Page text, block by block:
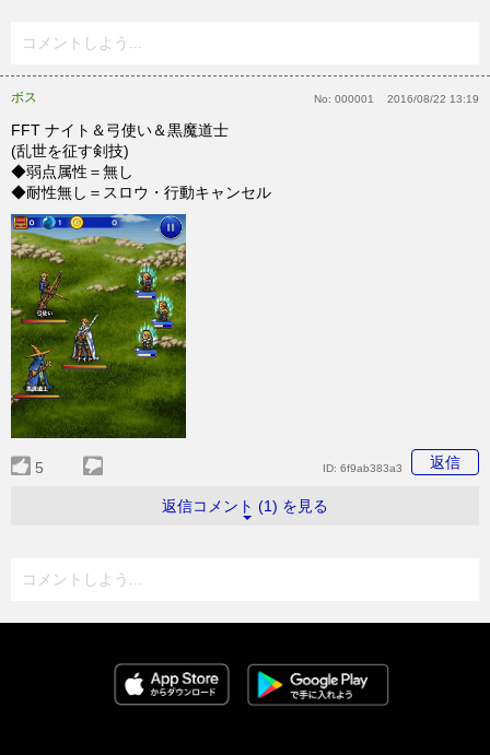
コメントしよう...
ボス No: 000001 2016/08/22 13:19
FFT ナイト＆弓使い＆黒魔道士
(乱世を征す剣技)
◆弱点属性＝無し
◆耐性無し＝スロウ・行動キャンセル
5 返信
ID: 6f9ab383a3
返信コメント (1) を見る
コメントしよう...